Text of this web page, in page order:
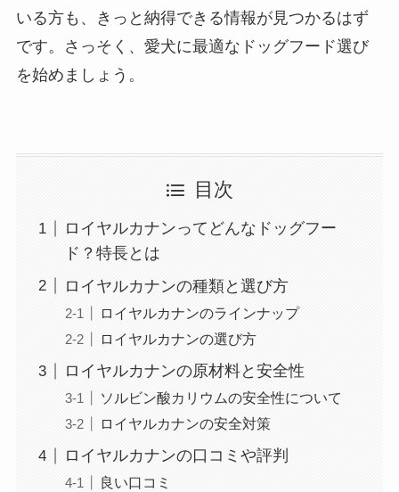
いる方も、きっと納得できる情報が見つかるはず
です。さっそく、愛犬に最適なドッグフード選び
を始めましょう。
目次
ロイヤルカナンってどんなドッグフー
ド？特長とは
ロイヤルカナンの種類と選び方
ロイヤルカナンのラインナップ
ロイヤルカナンの選び方
ロイヤルカナンの原材料と安全性
ソルビン酸カリウムの安全性について
ロイヤルカナンの安全対策
ロイヤルカナンの口コミや評判
良い口コミ